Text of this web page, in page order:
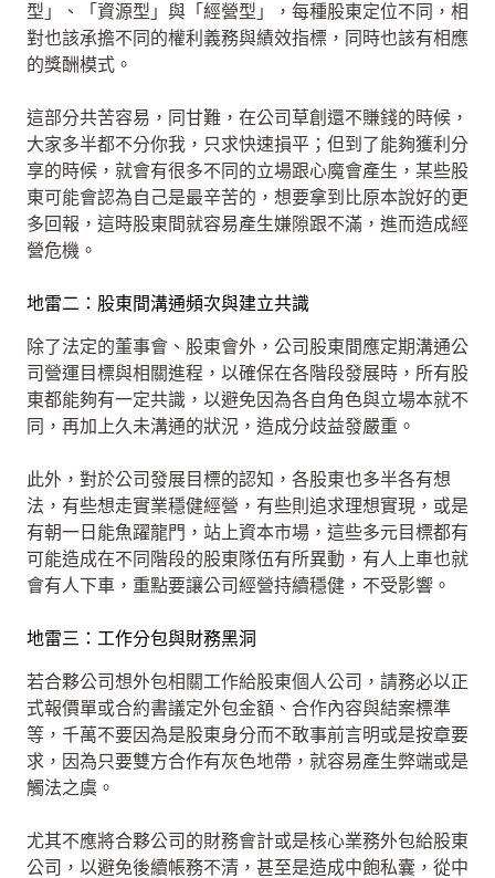
型」、「資源型」與「經營型」，每種股東定位不同，相
對也該承擔不同的權利義務與績效指標，同時也該有相應
的獎酬模式。
這部分共苦容易，同甘難，在公司草創還不賺錢的時候，
大家多半都不分你我，只求快速損平；但到了能夠獲利分
享的時候，就會有很多不同的立場跟心魔會產生，某些股
東可能會認為自己是最辛苦的，想要拿到比原本說好的更
多回報，這時股東間就容易產生嫌隙跟不滿，進而造成經
營危機。
地雷二：股東間溝通頻次與建立共識
除了法定的董事會、股東會外，公司股東間應定期溝通公
司營運目標與相關進程，以確保在各階段發展時，所有股
東都能夠有一定共識，以避免因為各自角色與立場本就不
同，再加上久未溝通的狀況，造成分歧益發嚴重。
此外，對於公司發展目標的認知，各股東也多半各有想
法，有些想走實業穩健經營，有些則追求理想實現，或是
有朝一日能魚躍龍門，站上資本市場，這些多元目標都有
可能造成在不同階段的股東隊伍有所異動，有人上車也就
會有人下車，重點要讓公司經營持續穩健，不受影響。
地雷三：工作分包與財務黑洞
若合夥公司想外包相關工作給股東個人公司，請務必以正
式報價單或合約書議定外包金額、合作內容與結案標準
等，千萬不要因為是股東身分而不敢事前言明或是按章要
求，因為只要雙方合作有灰色地帶，就容易產生弊端或是
觸法之虞。
尤其不應將合夥公司的財務會計或是核心業務外包給股東
公司，以避免後續帳務不清，甚至是造成中飽私囊，從中